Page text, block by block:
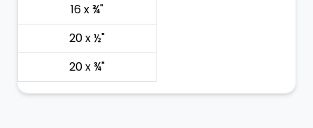
16 x ¾"
20 x ½"
20 x ¾"